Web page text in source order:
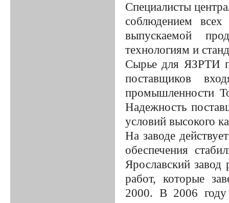
Специалисты
соблюдением
выпускаемой
технологиям и
Сырье для ЯЗРТИ
поставщиков
промышленности
Надежность
условий высокого
На заводе
обеспечения
Ярославский завод
работ, которые
2000. В 2006 году